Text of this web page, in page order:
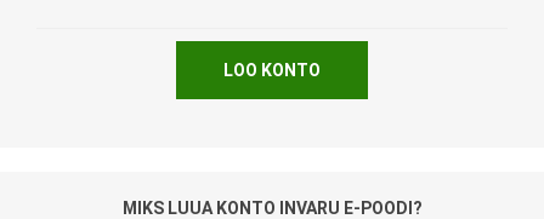
LOO KONTO
MIKS LUUA KONTO INVARU E-POODI?